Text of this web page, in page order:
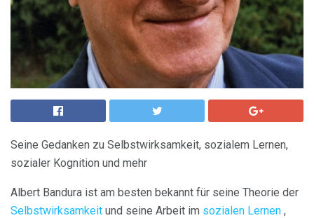
Seine Gedanken zu Selbstwirksamkeit, sozialem Lernen,
sozialer Kognition und mehr
Albert Bandura ist am besten bekannt für seine Theorie der
Selbstwirksamkeit und seine Arbeit im sozialen Lernen ,